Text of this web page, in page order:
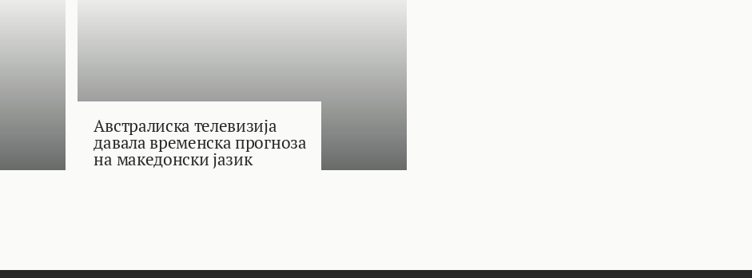
Австралиска телевизија
давала временска прогноза
на македонски јазик